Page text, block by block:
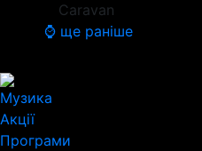
Caravan
⌚ ще раніше
Музика
Акції
Програми